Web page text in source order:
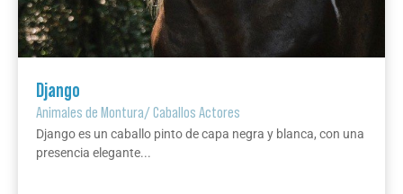
Django
Animales de Montura/Caballos Actores
Django es un caballo pinto de capa negra y blanca, con una
presencia elegante...